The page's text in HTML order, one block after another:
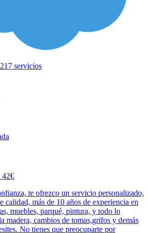
217 servicios
42€
te ofrezco un servicio personalizado,
calidad, más de 10 años de experiencia en
muebles, parqué, pintura, y todo lo
madera, cambios de tomas,grifos y demás
No tienes que preocuparte por